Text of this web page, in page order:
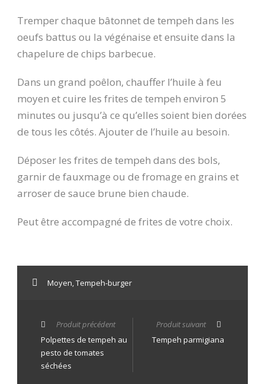
Tremper chaque bâtonnet de tempeh dans les
oeufs battus ou la végénaise et ensuite dans la
chapelure de chips barbecue.
Dans un grand poêlon, chauffer l’huile à feu
moyen et cuire les frites de tempeh environ 5
minutes ou jusqu’à ce qu’elles soient bien dorées
de tous les côtés. Ajouter de l’huile au besoin.
Déposer les frites de tempeh dans des bols,
garnir de fauxmage ou de fromage en grains et
arroser de sauce brune bien chaude.
Peut être accompagné de frites de votre choix.
Moyen,Tempeh-burger
Produit précédent
Polpettes de tempeh au
pesto de tomates
séchées
Produit suivant
Tempeh parmigiana